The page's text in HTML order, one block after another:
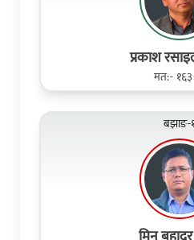
प्रकाश
मत:-
बझाङ-